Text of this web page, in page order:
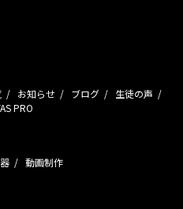
お知らせ ブログ
生徒の声
PRO
動画制作